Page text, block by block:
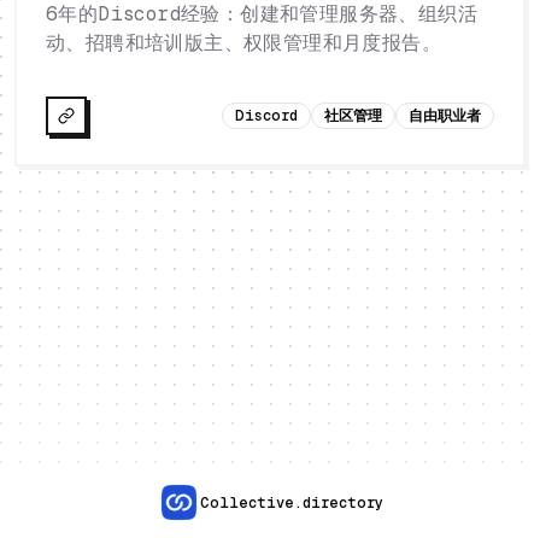
6年的Discord经验：创建和管理服务器、组织活
动、招聘和培训版主、权限管理和月度报告。
Discord 社区管理 自由职业者
Collective.directory